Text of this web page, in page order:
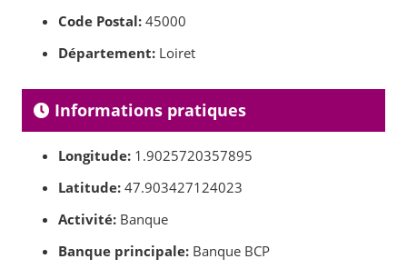
Code Postal: 45000
Département: Loiret
Informations pratiques
Longitude: 1.9025720357895
Latitude: 47.903427124023
Activité: Banque
Banque principale: Banque BCP